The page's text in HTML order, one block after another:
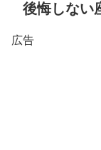
後悔しない
広告